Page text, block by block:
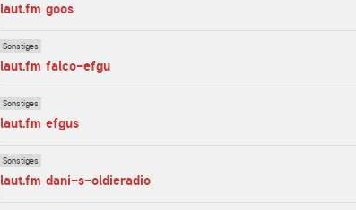
laut.fm goos
Sonstiges
laut.fm falco-efgu
Sonstiges
laut.fm efgus
Sonstiges
laut.fm dani-s-oldieradio